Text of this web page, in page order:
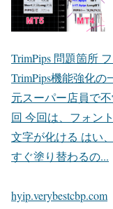
TrimPips 問題箇所
TrimPips機能強化の
元スーパー店員で
回 今回は、フォン
文字が化ける はい
すぐ塗り替わるの...
hyip.verybestcbp.com